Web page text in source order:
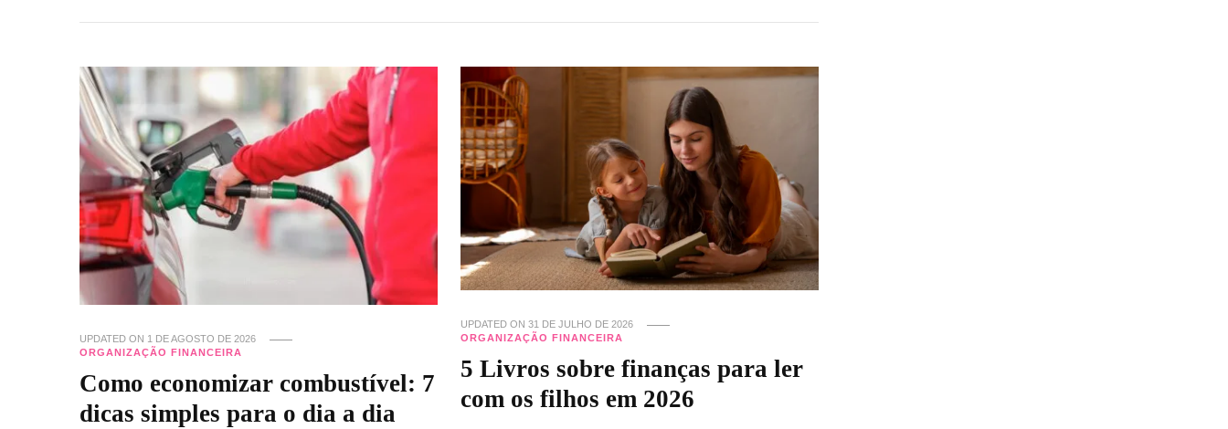
UPDATED ON 1 DE AGOSTO DE 2026
ORGANIZAÇÃO FINANCEIRA
Como economizar combustível: 7
dicas simples para o dia a dia
UPDATED ON 31 DE JULHO DE 2026
ORGANIZAÇÃO FINANCEIRA
5 Livros sobre finanças para ler
com os filhos em 2026